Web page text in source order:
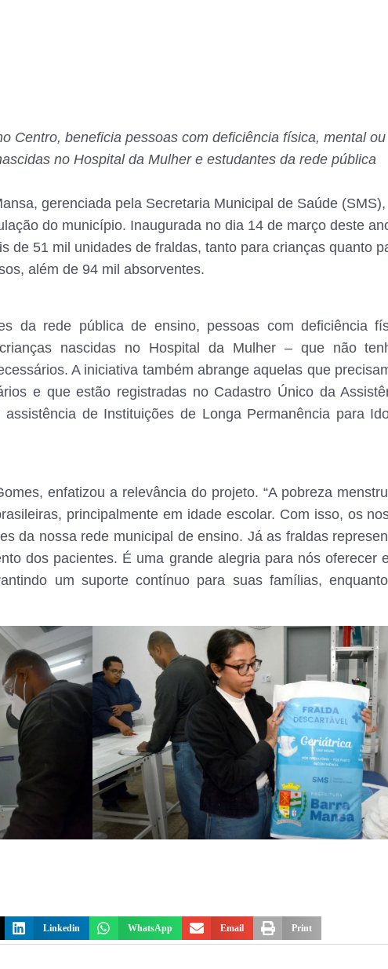
Centro, beneficia pessoas com deficiência física, mental ou
no Hospital da Mulher e estudantes da rede pública
gerenciada pela Secretaria Municipal de Saúde (SMS),
do município. Inaugurada no dia 14 de março deste
de 51 mil unidades de fraldas, tanto para crianças quanto
além de 94 mil absorventes.
da rede pública de ensino, pessoas com deficiência
nascidas no Hospital da Mulher – que não
A iniciativa também abrange aquelas que
e que estão registradas no Cadastro Único da
de Instituições de Longa Permanência para
enfatizou a relevância do projeto. “A pobreza
principalmente em idade escolar. Com isso, os
da nossa rede municipal de ensino. Já as fraldas
dos pacientes. É uma grande alegria para nós oferecer
um suporte contínuo para suas famílias,
Linkedin WhatsApp Email Print